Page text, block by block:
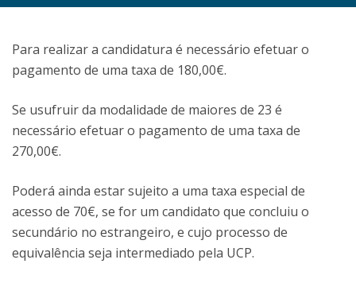
Para realizar a candidatura é necessário efetuar o
pagamento de uma taxa de 180,00€.
Se usufruir da modalidade de maiores de 23 é
necessário efetuar o pagamento de uma taxa de
270,00€.
Poderá ainda estar sujeito a uma taxa especial de
acesso de 70€, se for um candidato que concluiu o
secundário no estrangeiro, e cujo processo de
equivalência seja intermediado pela UCP.